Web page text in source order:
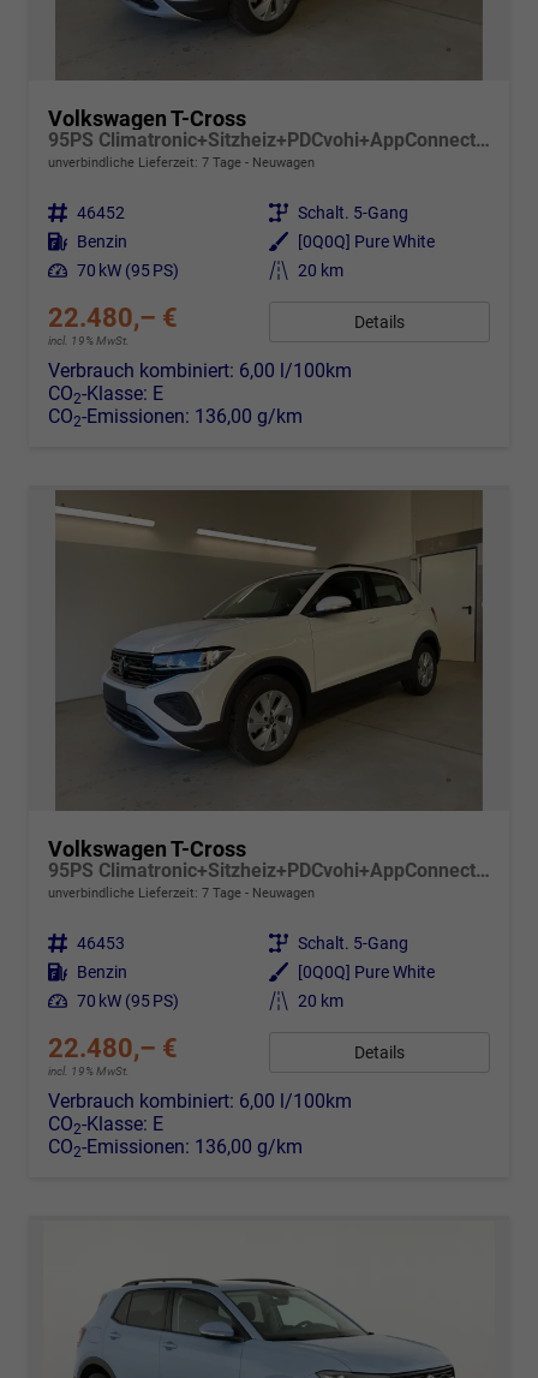
Volkswagen T-Cross
95PS Climatronic+Sitzheiz+PDCvohi+AppConnect+Side+TravelAssist+ACC
unverbindliche Lieferzeit: 7 Tage Neuwagen
Fahrzeugnr. 46452 Getriebe Schalt. 5-Gang
Kraftstoff Benzin Außenfarbe
[0Q0Q] Pure White
Leistung 70 kW (95 PS) Kilometerstand 20 km
22.480,– €
incl. 19% MwSt.
Details
Verbrauch kombiniert: 6,00 l/100km
CO2-Klasse: E
CO2-Emissionen: 136,00 g/km
Volkswagen T-Cross
95PS Climatronic+Sitzheiz+PDCvohi+AppConnect+Side+TravelAssist+ACC
unverbindliche Lieferzeit: 7 Tage Neuwagen
Fahrzeugnr. 46453 Getriebe Schalt. 5-Gang
Kraftstoff Benzin Außenfarbe
[0Q0Q] Pure White
Leistung 70 kW (95 PS) Kilometerstand 20 km
22.480,– €
incl. 19% MwSt.
Details
Verbrauch kombiniert: 6,00 l/100km
CO2-Klasse: E
CO2-Emissionen: 136,00 g/km